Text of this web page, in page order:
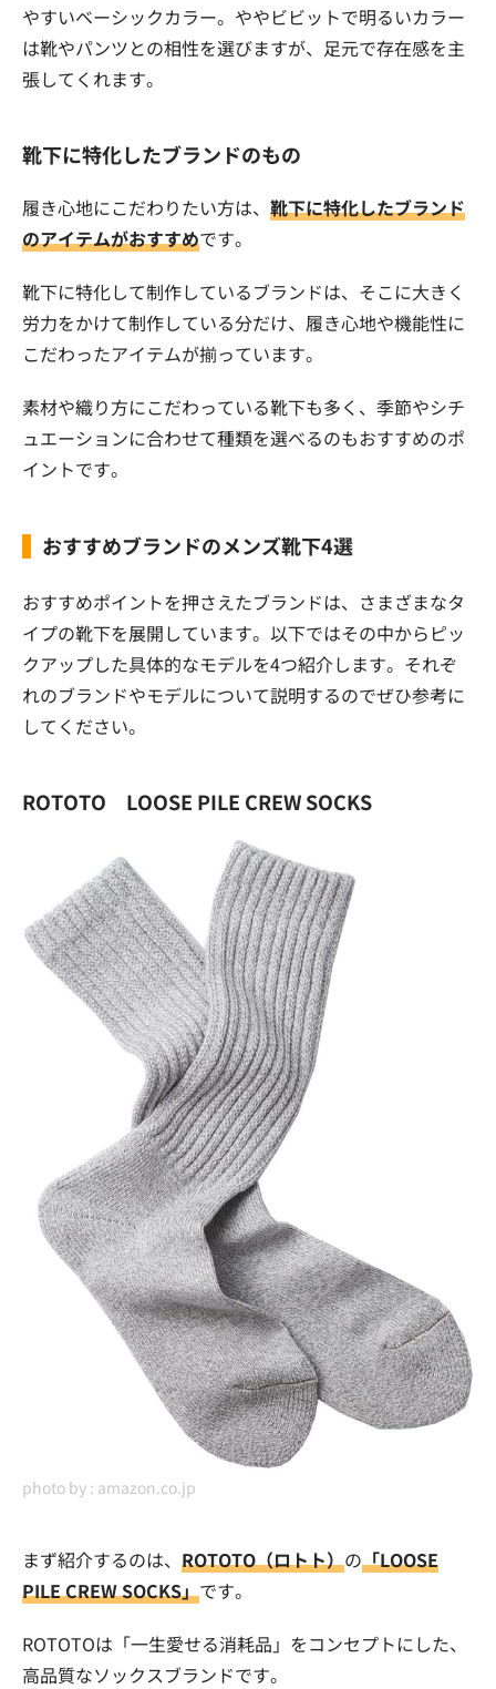
やすいベーシックカラー。ややビビットで明るいカラー
は靴やパンツとの相性を選びますが、足元で存在感を主
張してくれます。
靴下に特化したブランドのもの
履き心地にこだわりたい方は、 靴下に特化したブランド
のアイテムがおすすめです。
靴下に特化して制作しているブランドは、そこに大きく
労力をかけて制作している分だけ、履き心地や機能性に
こだわったアイテムが揃っています。
素材や織り方にこだわっている靴下も多く、季節やシチ
ュエーションに合わせて種類を選べるのもおすすめのポ
イントです。
おすすめブランドのメンズ靴下4選
おすすめポイントを押さえたブランドは、さまざまなタ
イプの靴下を展開しています。以下ではその中からピッ
クアップした具体的なモデルを4つ紹介します。それぞ
れのブランドやモデルについて説明するのでぜひ参考に
してください。
ROTOTO LOOSE PILE CREW SOCKS
photo by : amazon.co.jp
まず紹介するのは、 ROTOTO（ロトト）の「LOOSE
PILE CREW SOCKS」です。
ROTOTOは「一生愛せる消耗品」をコンセプトにした、
高品質なソックスブランドです。